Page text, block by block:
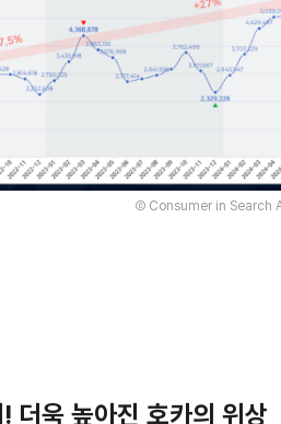
Ⓒ Consumer in Search
! 더욱 높아진 호카의 위상